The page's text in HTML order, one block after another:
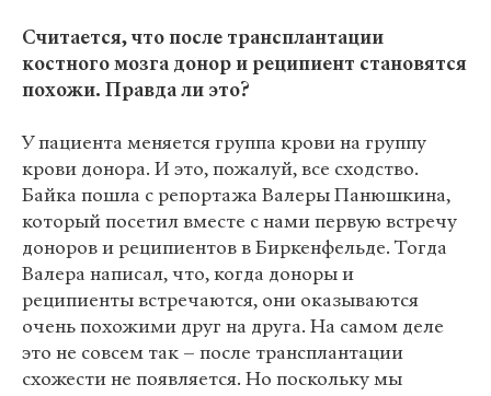
Считается, что после трансплантации
костного мозга донор и реципиент становятся
похожи. Правда ли это?
У пациента меняется группа крови на группу
крови донора. И это, пожалуй, все сходство.
Байка пошла с репортажа Валеры Панюшкина,
который посетил вместе с нами первую встречу
доноров и реципиентов в Биркенфельде. Тогда
Валера написал, что, когда доноры и
реципиенты встречаются, они оказываются
очень похожими друг на друга. На самом деле
это не совсем так – после трансплантации
схожести не появляется. Но поскольку мы